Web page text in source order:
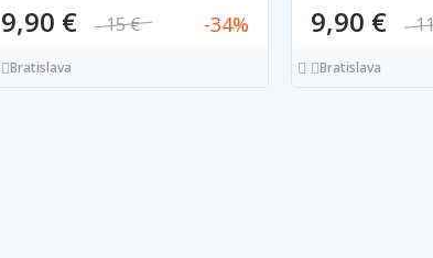
9,90 € 15 € 34
Bratislava
snímkov v
9,90 €
Bratislava